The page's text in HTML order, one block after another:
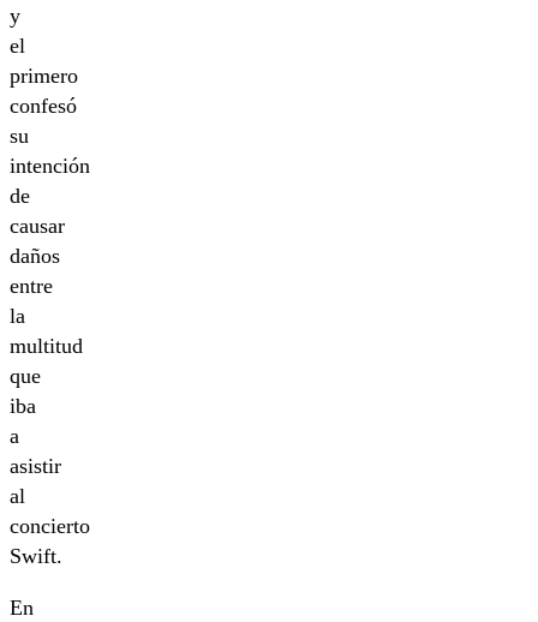
y
el
primero
confesó
su
intención
de
causar
daños
entre
la
multitud
que
iba
a
asistir
al
concierto
Swift.
En